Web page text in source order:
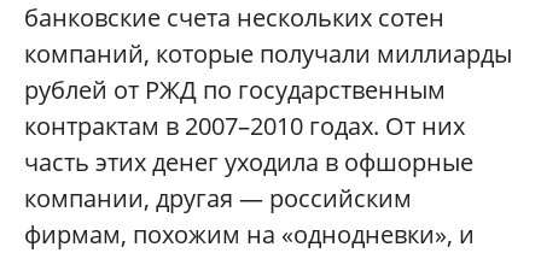
банковские счета нескольких сотен
компаний, которые получали миллиарды
рублей от РЖД по государственным
контрактам в 2007–2010 годах. От них
часть этих денег уходила в офшорные
компании, другая — российским
фирмам, похожим на «однодневки», и